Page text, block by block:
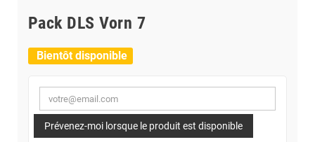
Pack DLS Vorn 7
Bientôt disponible
Prévenez-moi lorsque le produit est disponible